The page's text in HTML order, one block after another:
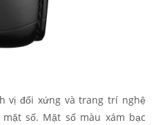
vị đối xứng và trang trí nghệ
số. Mặt số màu xám bạc